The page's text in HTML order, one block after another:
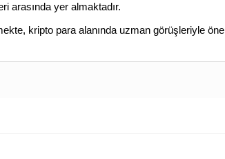
arasında yer almaktadır.
kripto para alanında uzman görüşleriyle öne